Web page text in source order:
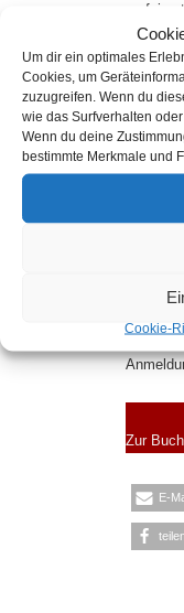
Um dir ein optimales
Cookies, um
zuzugreifen. Wenn du
wie das Surfverhalten
Wenn du deine
bestimmte Merkmale und
Cookie-
Hugo
17:00
Kosten:
Zur
E-